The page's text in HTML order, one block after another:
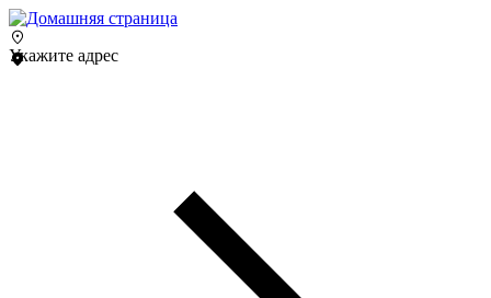
Укажите адрес